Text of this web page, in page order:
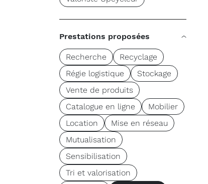
Prestations proposées
Recherche
Recyclage
Régie logistique
Stockage
Vente de produits
Catalogue en ligne
Mobilier
Location
Mise en réseau
Mutualisation
Sensibilisation
Tri et valorisation